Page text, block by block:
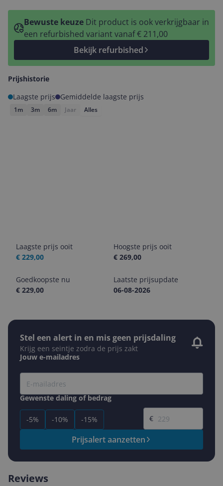
Bewuste keuze Dit product is ook verkrijgbaar in
een refurbished variant vanaf € 211,00
Bekijk refurbished
Prijshistorie
Laagste prijs
Gemiddelde laagste prijs
1m 3m 6m Jaar Alles
Laagste prijs ooit
€ 229,00
Hoogste prijs ooit
€ 269,00
Goedkoopste nu
€ 229,00
Laatste prijsupdate
06-08-2026
Stel een alert in en mis geen prijsdaling
Krijg een seintje zodra de prijs zakt
Jouw e-mailadres
Gewenste daling of bedrag
-5% -10% -15%
Gewenste prijs
€
Prijsalert aanzetten
Reviews